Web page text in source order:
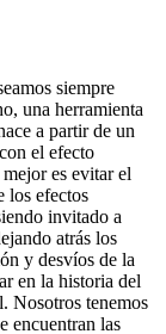
siempre
una herramienta
a partir de un
el efecto
es evitar el
los efectos
invitado a
atrás los
y desvíos de la
en la historia del
Nosotros tenemos
encuentran las